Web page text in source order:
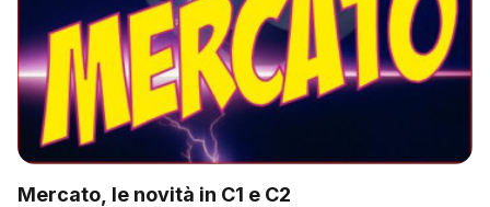
Mercato, le novità in C1 e C2